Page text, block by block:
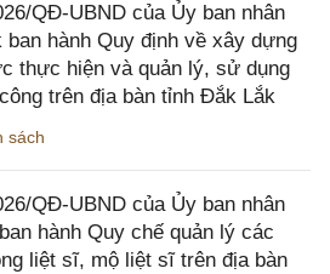
QĐ-UBND của Ủy ban nhân
hành Quy định về xây dựng
thực hiện và quản lý, sử dụng
trên địa bàn tỉnh Đắk Lắk
sách
QĐ-UBND của Ủy ban nhân
hành Quy chế quản lý các
liệt sĩ, mộ liệt sĩ trên địa bàn